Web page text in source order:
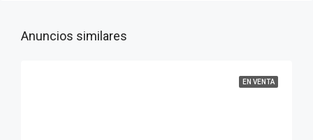
Anuncios similares
EN VENTA